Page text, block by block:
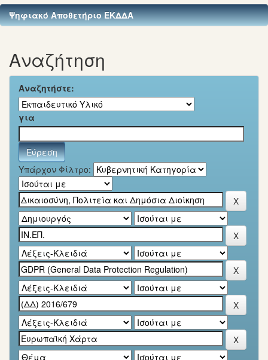
Ψηφιακό Αποθετήριο ΕΚΔΔΑ
Αναζήτηση
Αναζητήστε:
για
Υπάρχον Φίλτρο: